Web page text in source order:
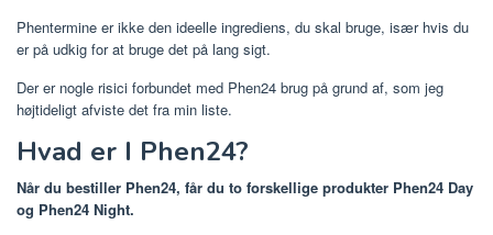
Phentermine er ikke den ideelle ingrediens, du skal bruge, især hvis du
er på udkig for at bruge det på lang sigt.
Der er nogle risici forbundet med Phen24 brug på grund af, som jeg
højtideligt afviste det fra min liste.
Hvad er I Phen24?
Når du bestiller Phen24, får du to forskellige produkter Phen24 Day
og Phen24 Night.